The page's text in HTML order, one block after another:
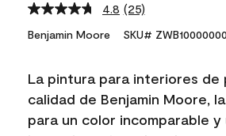
4.8 Read
25
Reviews.
link.
(25)
Benjamin Moore SKU#
La pintura para interiores de
calidad de Benjamin Moore,
para un color incomparable y